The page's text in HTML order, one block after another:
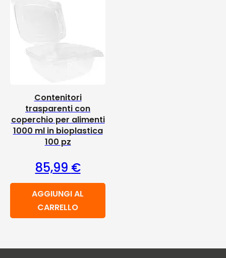
Contenitori
trasparenti con
coperchio per alimenti
1000 ml in bioplastica
100 pz
85,99 €
AGGIUNGI AL
CARRELLO